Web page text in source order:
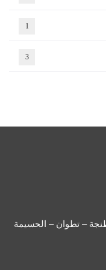
1
3
– تطوان – الحسيمة